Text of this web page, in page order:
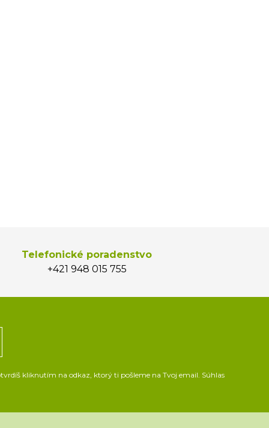
Telefonické poradenstvo
+421 948 015 755
kliknutím na odkaz, ktorý ti pošleme na Tvoj email. Súhlas